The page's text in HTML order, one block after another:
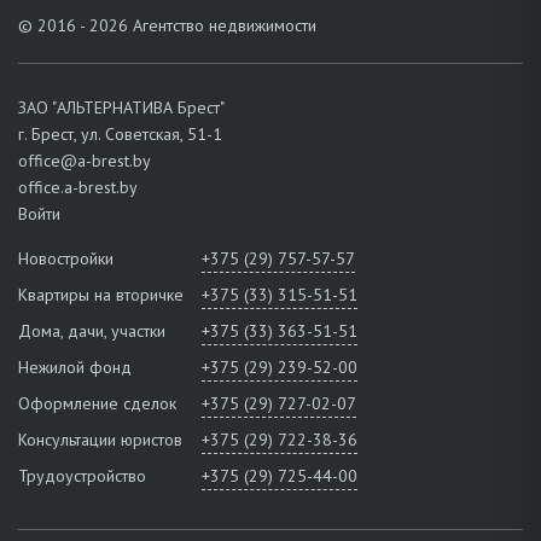
© 2016 - 2026 Агентство недвижимости
ЗАО "АЛЬТЕРНАТИВА Брест"
г. Брест, ул. Советская, 51-1
office@a-brest.by
office.a-brest.by
Войти
Новостройки
+375 (29) 757-57-57
Квартиры на вторичке
+375 (33) 315-51-51
Дома, дачи, участки
+375 (33) 363-51-51
Нежилой фонд
+375 (29) 239-52-00
Оформление сделок
+375 (29) 727-02-07
Консультации юристов
+375 (29) 722-38-36
Трудоустройство
+375 (29) 725-44-00